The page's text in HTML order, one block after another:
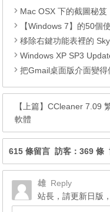
Mac OSX 下的截圖秘笈
【Windows 7】的50個
移除右鍵功能表裡的
Windows XP SP3 Update
把Gmail桌面版介面變得
【上篇】CCleaner 7.09
軟體
615 條留言 訪客：369 條
雄 Reply
站長，請更新日版